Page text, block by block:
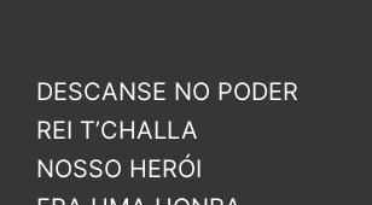
DESCANSE NO PODER
REI T’CHALLA
NOSSO HERÓI